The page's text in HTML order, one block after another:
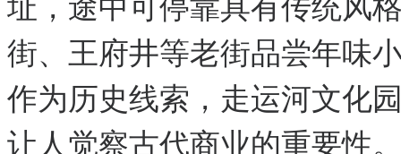
街、王府井等老街品尝年味
作为历史线索，走运河文化
让人觉察古代商业的重要性